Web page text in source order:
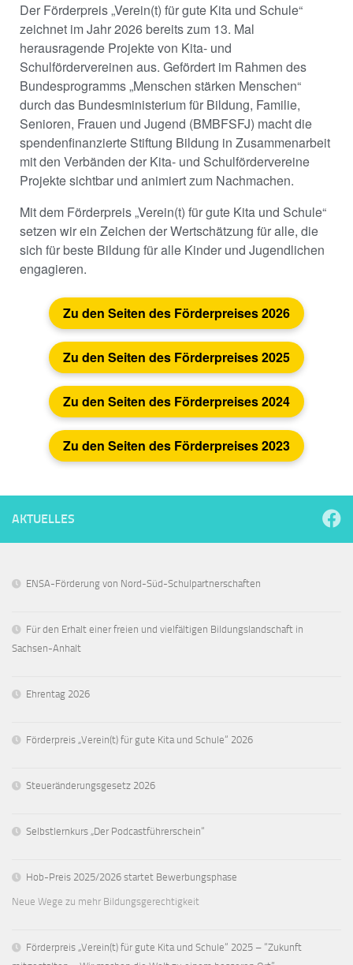
Der Förderpreis „Verein(t) für gute Kita und Schule“
zeichnet im Jahr 2026 bereits zum 13. Mal
herausragende Projekte von Kita- und
Schulfördervereinen aus. Gefördert im Rahmen des
Bundesprogramms „Menschen stärken Menschen“
durch das Bundesministerium für Bildung, Familie,
Senioren, Frauen und Jugend (BMBFSFJ) macht die
spendenfinanzierte Stiftung Bildung in Zusammenarbeit
mit den Verbänden der Kita- und Schulfördervereine
Projekte sichtbar und animiert zum Nachmachen.
Mit dem Förderpreis „Verein(t) für gute Kita und Schule“
setzen wir ein Zeichen der Wertschätzung für alle, die
sich für beste Bildung für alle Kinder und Jugendlichen
engagieren.
Zu den Seiten des Förderpreises 2026
Zu den Seiten des Förderpreises 2025
Zu den Seiten des Förderpreises 2024
Zu den Seiten des Förderpreises 2023
AKTUELLES
ENSA-Förderung von Nord-Süd-Schulpartnerschaften
Für den Erhalt einer freien und vielfältigen Bildungslandschaft in
Sachsen-Anhalt
Ehrentag 2026
Förderpreis „Verein(t) für gute Kita und Schule“ 2026
Steueränderungsgesetz 2026
Selbstlernkurs „Der Podcastführerschein“
Hob-Preis 2025/2026 startet Bewerbungsphase
Neue Wege zu mehr Bildungsgerechtigkeit
Förderpreis „Verein(t) für gute Kita und Schule“ 2025 – “Zukunft